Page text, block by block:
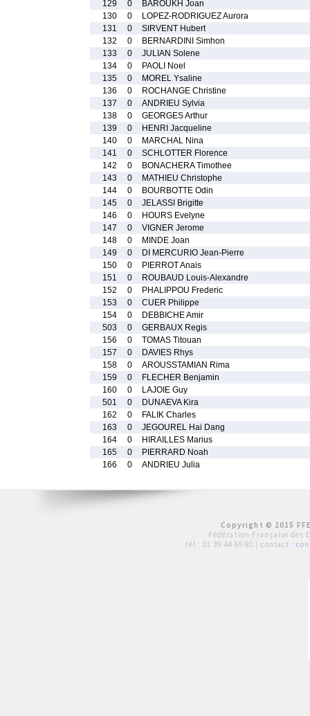
129 0
BAROUKH Joan
130
0
LOPEZ-RODRIGUEZ Aurora
131
0
SIRVENT Hubert
132
0
BERNARDINI Simhon
133
0
JULIAN Solene
134
0
PAOLI Noel
135
0
MOREL Ysaline
136
0
ROCHANGE Christine
137
0
ANDRIEU Sylvia
138
0
GEORGES Arthur
139
0
HENRI Jacqueline
140
0
MARCHAL Nina
141
0
SCHLOTTER Florence
142
0
BONACHERA Timothee
143
0
MATHIEU Christophe
144
0
BOURBOTTE Odin
145
0
JELASSI Brigitte
146
0
HOURS Evelyne
147
0
VIGNER Jerome
148
0
MINDE Joan
149
0
DI MERCURIO Jean-Pierre
150
0
PIERROT Anais
151
0
ROUBAUD Louis-Alexandre
152
0
PHALIPPOU Frederic
153
0
CUER Philippe
154
0
DEBBICHE Amir
503
0
GERBAUX Regis
156
0
TOMAS Titouan
157
0
DAVIES Rhys
158
0
AROUSSTAMIAN Rima
159
0
FLECHER Benjamin
160
0
LAJOIE Guy
501
0
DUNAEVA Kira
162
0
FALIK Charles
163
0
JEGOUREL Hai Dang
164
0
HIRAILLES Marius
165
0
PIERRARD Noah
166
0 ANDRIEU Julia
Copyright © 2015
Fédération Française des
tél : 01 39 44 65 80 | contact :